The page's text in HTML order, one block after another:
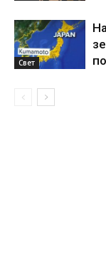
Свет